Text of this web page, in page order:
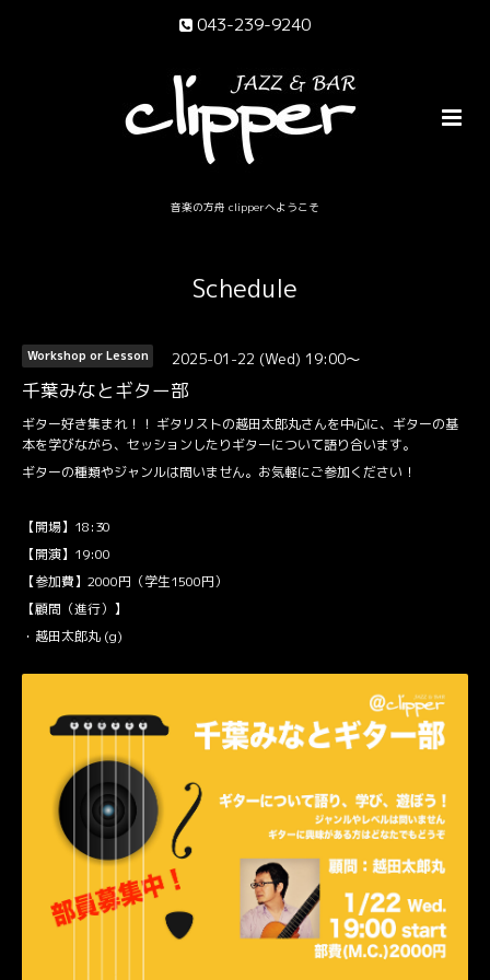
043-239-9240
音楽の方舟 clipperへようこそ
Schedule
Workshop or Lesson 2025-01-22 (Wed) 19:00～
千葉みなとギター部
ギター好き集まれ！！ ギタリストの越田太郎丸さんを中心に、ギターの基
本を学びながら、セッションしたりギターについて語り合います。
ギターの種類やジャンルは問いません。お気軽にご参加ください！
【開場】18:30
【開演】19:00
【参加費】2000円（学生1500円）
【顧問（進行）】
・越田太郎丸 (g)